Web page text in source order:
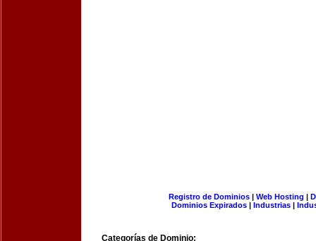
Registro de Dominios| Web Hosting |
Dominios Expirados | Industrias |
Categorías de Dominio: